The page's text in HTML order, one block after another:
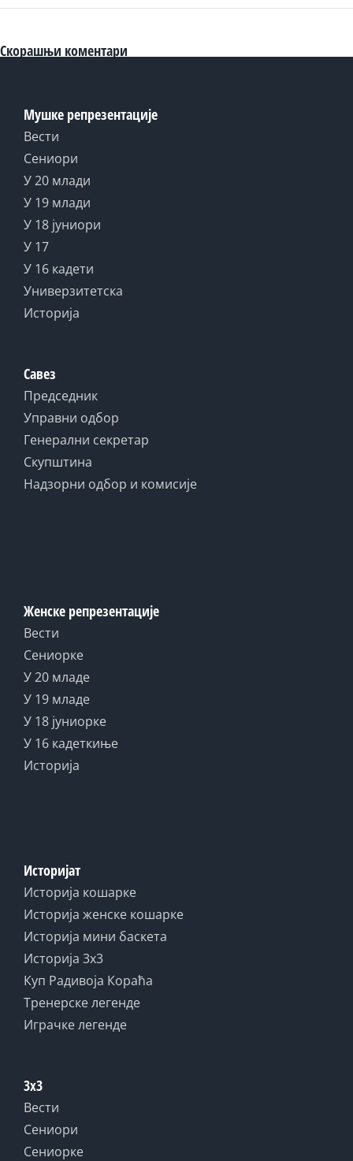
Скорашњи коментари
Мушке репрезентације
Вести
Сениори
У 20 млади
У 19 млади
У 18 јуниори
У 17
У 16 кадети
Универзитетска
Историја
Савез
Председник
Управни одбор
Генерални секретар
Скупштина
Надзорни одбор и комисије
Женске репрезентације
Вести
Сениорке
У 20 младе
У 19 младе
У 18 јуниорке
У 16 кадеткиње
Историја
Историјат
Историја кошарке
Историја женске кошарке
Историја мини баскета
Историја 3x3
Куп Радивоја Кораћа
Тренерске легенде
Играчке легенде
3x3
Вести
Сениори
Сениорке